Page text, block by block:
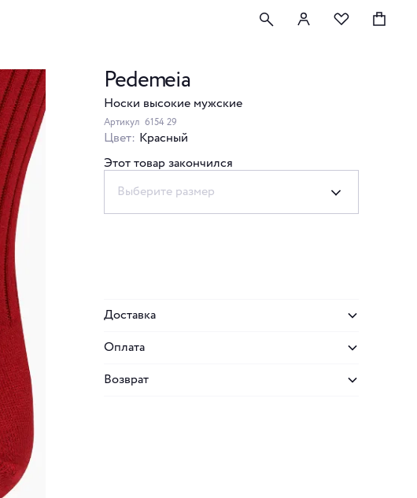
Pedemeia
Носки высокие мужские
Артикул 6154 29
Цвет: Красный
Этот товар закончился
Выберите размер
Доставка
Оплата
Возврат